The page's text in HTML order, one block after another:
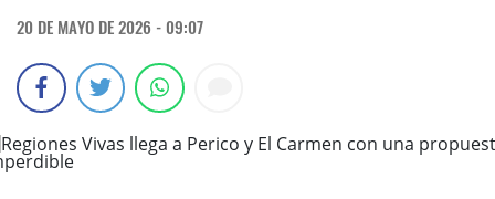
20 DE MAYO DE 2026 - 09:07